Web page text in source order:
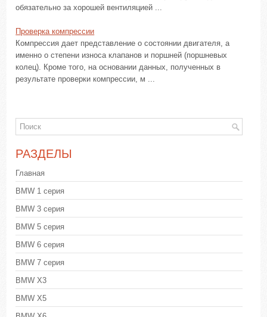
обязательно за хорошей вентиляцией ...
Проверка компрессии
Компрессия дает представление о состоянии двигателя, а
именно о степени износа клапанов и поршней (поршневых
колец). Кроме того, на основании данных, полученных в
результате проверки компрессии, м ...
РАЗДЕЛЫ
Главная
BMW 1 серия
BMW 3 серия
BMW 5 серия
BMW 6 серия
BMW 7 серия
BMW X3
BMW X5